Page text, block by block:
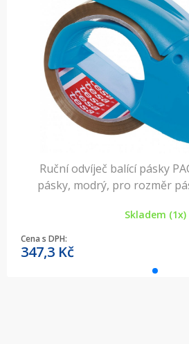
Ruční odvíječ balící pásky
pásky, modrý, pro rozměr
Skladem (1x)
Cena s DPH:
347,3 Kč